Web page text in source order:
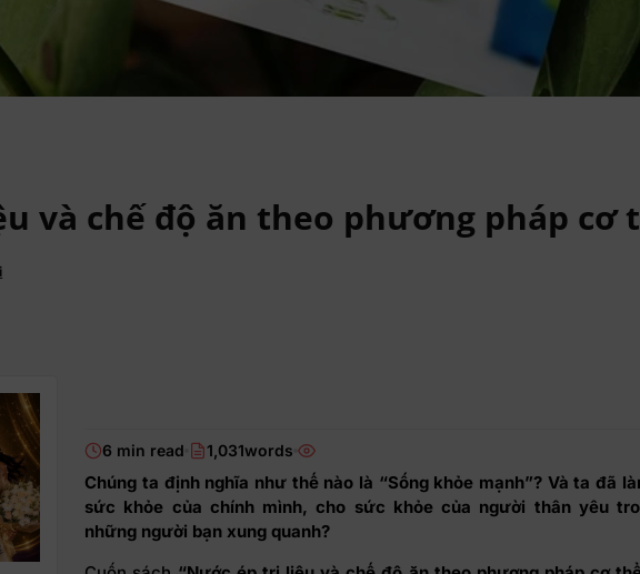
và chế độ ăn theo phương pháp cơ
6 min read 1,031words
Chúng ta định nghĩa như thế nào là “Sống khỏe mạnh”? Và ta đã
sức khỏe của chính mình, cho sức khỏe của người thân yêu
những người bạn xung quanh?